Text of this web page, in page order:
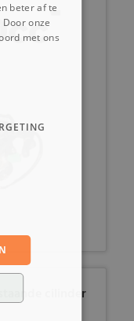
cilinder
beter af te
onze
met ons